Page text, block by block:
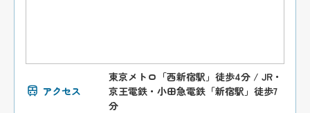
アクセス
東京メトロ「西新宿駅」徒歩4分 / JR・
京王電鉄・小田急電鉄「新宿駅」徒歩7
分